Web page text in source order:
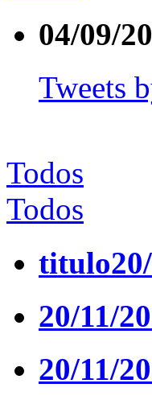
04/09/
Tweets
Todos
Todos
titulo
20/11/
20/11/